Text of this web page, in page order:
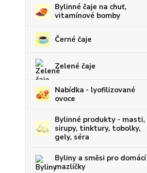
Bylinné čaje na chuť,
vitamínové bomby
Černé čaje
Zelené čaje
Nabídka - lyofilizované
ovoce
Bylinné produkty - masti,
sirupy, tinktury, tobolky,
gely, séra
Byliny a směsi pro domácí
mazlíčky